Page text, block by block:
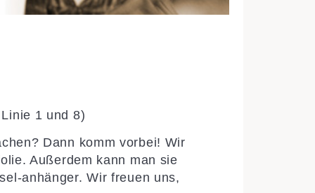
1 und 8)
Dann komm vorbei! Wir
Außerdem kann man sie
anhänger. Wir freuen uns,